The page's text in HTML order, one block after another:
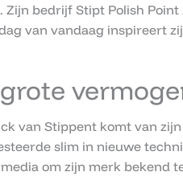
bedrijf Stipt Polish
van vandaag inspireert
van Stippent komt van
slim in nieuwe
om zijn merk bekend